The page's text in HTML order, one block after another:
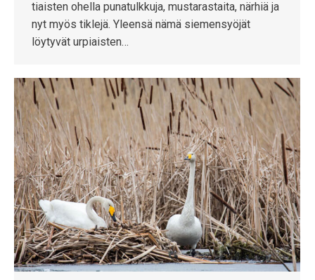
tiaisten ohella punatulkkuja, mustarastaita, närhiä ja
nyt myös tiklejä. Yleensä nämä siemensyöjät
löytyvät urpiaisten…